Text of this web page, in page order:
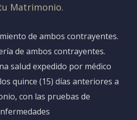
Matrimonio.
de ambos contrayentes.
de ambos contrayentes.
salud expedido por médico
quince (15) días anteriores a
con las pruebas de